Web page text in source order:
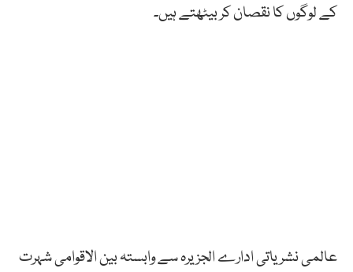
کے لوگوں کا نقصان کر بیٹھتے ہیں۔
عالمی نشریاتی ادارے الجزیرہ سے وابستہ بین الاقوامی شہرت